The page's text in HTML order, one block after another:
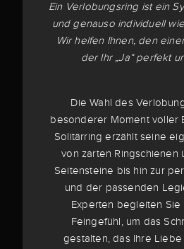
Ein Verlobungsring ist ein
und genauso individuell
Wir helfen Ihnen, den
der Ihr „Ja“ perfekt
Die Wahl des
besonderer Moment voller
Solitärring erzählt seine
von zarten Ringschienen
Seitensteine bis hin zur
und der passenden
Experten begleiten Sie
Feingefühl, um das
gestalten, das Ihre